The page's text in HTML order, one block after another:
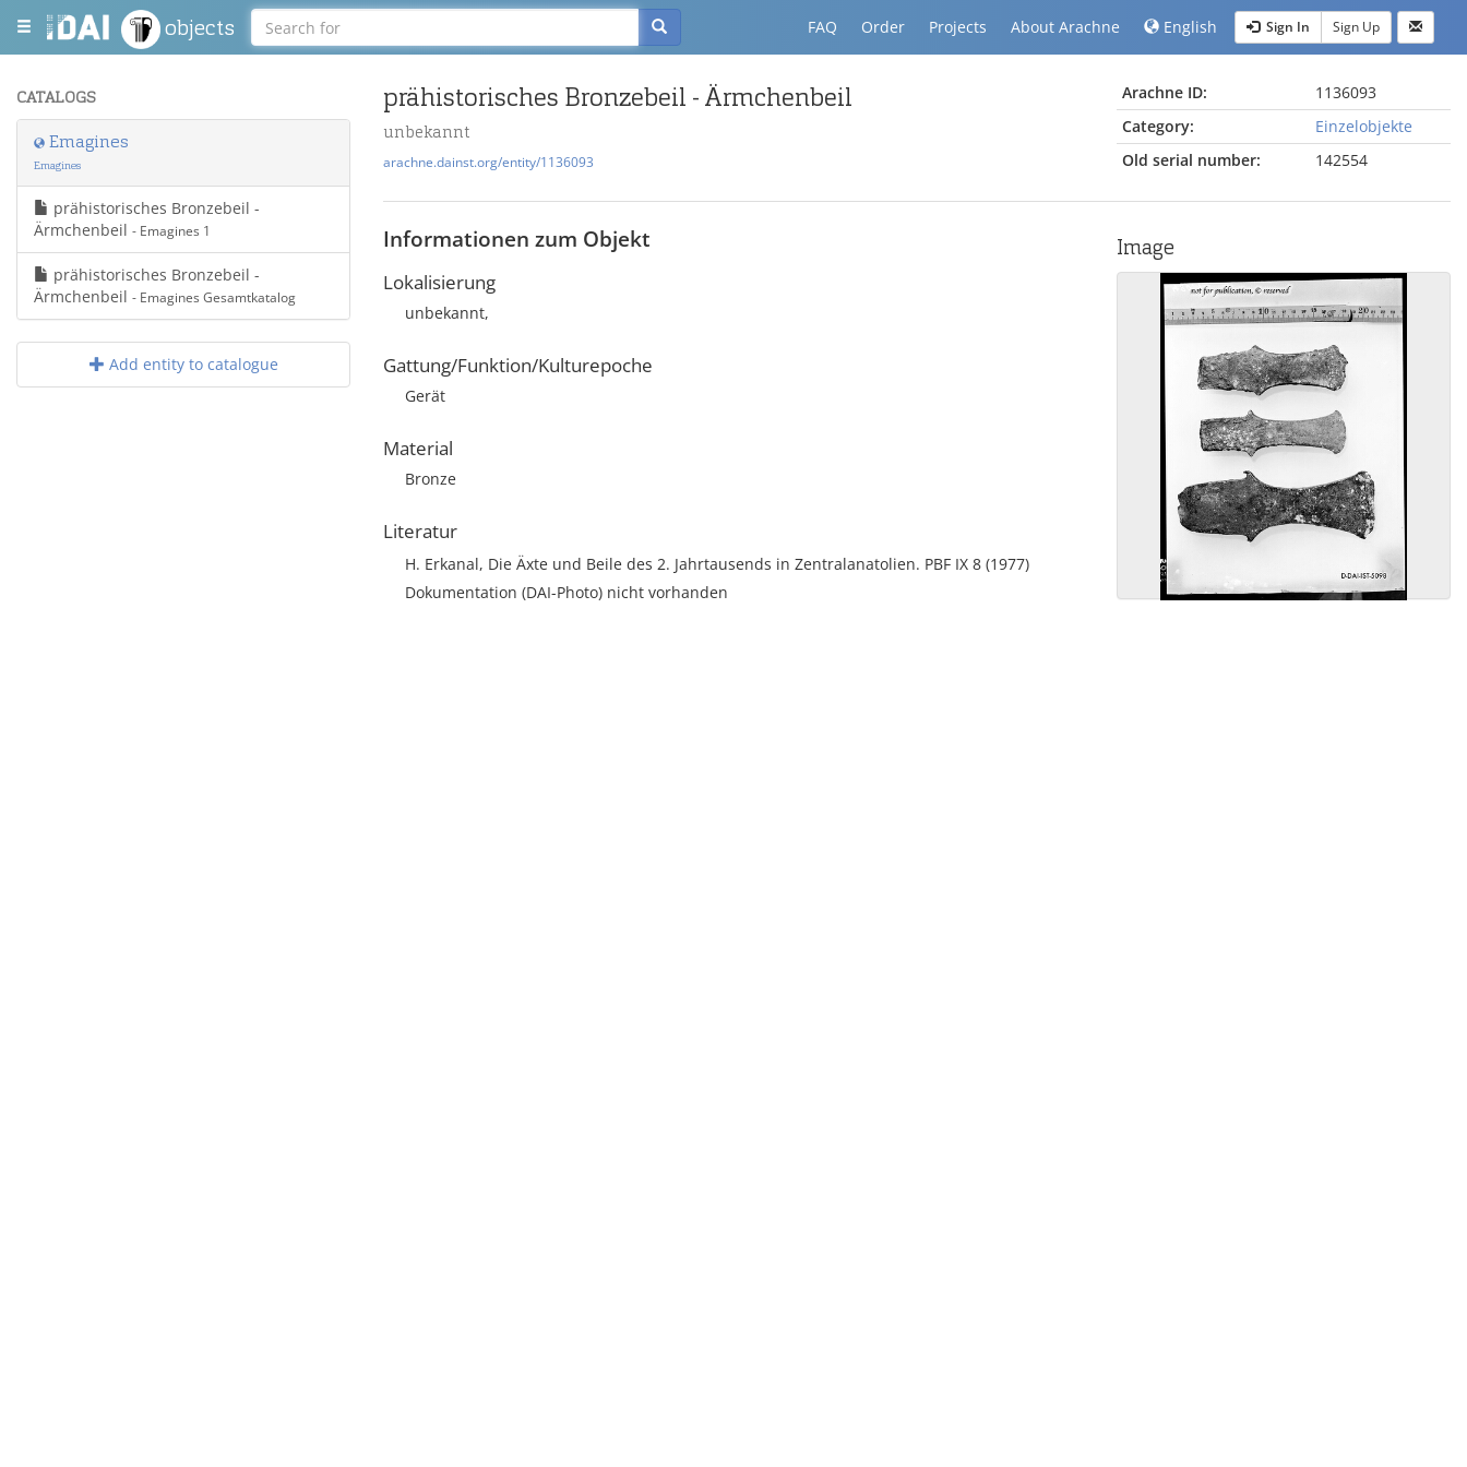
objects FAQ Order Projects About Arachne English Sign In Sign Up
CATALOGS
Emagines
Emagines
prähistorisches Bronzebeil -
Ärmchenbeil - Emagines 1
prähistorisches Bronzebeil -
Ärmchenbeil - Emagines Gesamtkatalog
Add entity to catalogue
prähistorisches Bronzebeil - Ärmchenbeil
unbekannt
arachne.dainst.org/entity/1136093
Arachne ID:
1136093
Category:
Einzelobjekte
Old serial number:
142554
Informationen zum Objekt
Lokalisierung
unbekannt,
Gattung/Funktion/Kulturepoche
Gerät
Material
Bronze
Literatur
H. Erkanal, Die Äxte und Beile des 2. Jahrtausends in Zentralanatolien. PBF IX 8 (1977)
Dokumentation (DAI-Photo) nicht vorhanden
Image